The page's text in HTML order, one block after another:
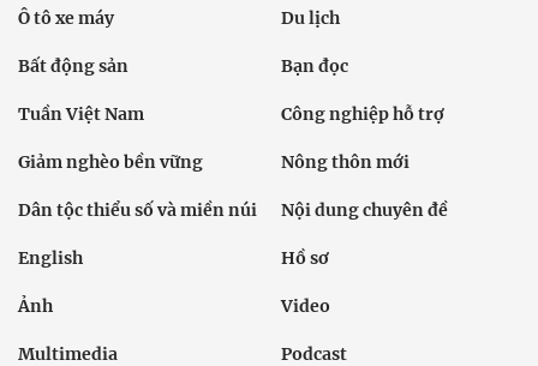
Ô tô xe máy Du lịch
Bất động sản Bạn đọc
Tuần Việt Nam Công nghiệp hỗ trợ
Giảm nghèo bền vững Nông thôn mới
Dân tộc thiểu số và miền núi Nội dung chuyên đề
English Hồ sơ
Ảnh Video
Multimedia Podcast